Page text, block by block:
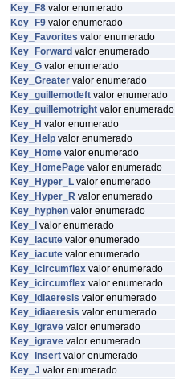
Key_F8 valor enumerado
Key_F9 valor enumerado
Key_Favorites valor enumerado
Key_Forward valor enumerado
Key_G valor enumerado
Key_Greater valor enumerado
Key_guillemotleft valor enumerado
Key_guillemotright valor enumerado
Key_H valor enumerado
Key_Help valor enumerado
Key_Home valor enumerado
Key_HomePage valor enumerado
Key_Hyper_L valor enumerado
Key_Hyper_R valor enumerado
Key_hyphen valor enumerado
Key_I
valor enumerado
Key_Iacute valor enumerado
Key_iacute valor enumerado
Key_Icircumflex valor enumerado
Key_icircumflex valor enumerado
Key_Idiaeresis valor enumerado
Key_idiaeresis valor enumerado
Key_Igrave valor enumerado
Key_igrave valor enumerado
Key_Insert valor enumerado
Key_J valor enumerado